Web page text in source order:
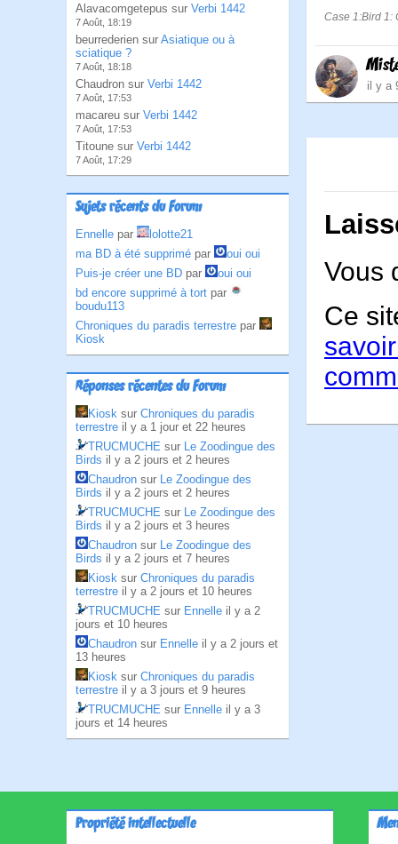
Alavacomgetepus sur Verbi 1442
7 Août, 18:19
beurrederien sur Asiatique ou à
sciatique ?
7 Août, 18:18
Chaudron sur Verbi 1442
7 Août, 17:53
macareu sur Verbi 1442
7 Août, 17:53
Titoune sur Verbi 1442
7 Août, 17:29
Sujets récents du Forum
Ennelle par
lolotte21
ma BD à été supprimé par
oui oui
Puis-je créer une BD par
oui oui
bd encore supprimé à tort par
boudu113
Chroniques du paradis terrestre par
Kiosk
Réponses récentes du Forum
Kiosk sur Chroniques du paradis
terrestre il y a 1 jour et 22 heures
TRUCMUCHE sur Le Zoodingue des
Birds il y a 2 jours et 2 heures
Chaudron sur Le Zoodingue des
Birds il y a 2 jours et 2 heures
TRUCMUCHE sur Le Zoodingue des
Birds il y a 2 jours et 3 heures
Chaudron sur Le Zoodingue des
Birds il y a 2 jours et 7 heures
Kiosk sur Chroniques du paradis
terrestre il y a 2 jours et 10 heures
TRUCMUCHE sur Ennelle il y a 2
jours et 10 heures
Chaudron sur Ennelle il y a 2 jours et
13 heures
Kiosk sur Chroniques du paradis
terrestre il y a 3 jours et 9 heures
TRUCMUCHE sur Ennelle il y a 3
jours et 14 heures
Case 1:Bird 1:
il y a
Vous
Ce
Propriété intellectuelle